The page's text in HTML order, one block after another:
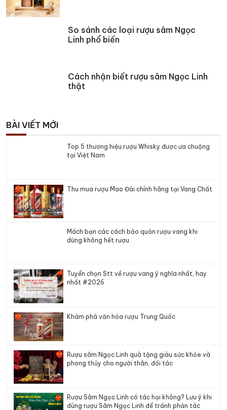
So sánh các loại rượu sâm Ngọc
Linh phổ biến
Cách nhận biết rượu sâm Ngọc Linh
thật
BÀI VIẾT MỚI
Top 5 thương hiệu rượu Whisky được ưa chuộng
tại Việt Nam
Thu mua rượu Mao Đài chính hãng tại Vang Chất
Mách bạn các cách bảo quản rượu vang khi
dùng không hết rượu
Tuyển chọn Stt về rượu vang ý nghĩa nhất, hay
nhất #2026
Khám phá văn hóa rượu Trung Quốc
Rượu sâm Ngọc Linh quà tặng giàu sức khỏe và
phong thủy cho người thân, đối tác
Rượu Sâm Ngọc Linh có tác hại không? Lưu ý khi
dùng rượu Sâm Ngọc Linh để tránh phản tác